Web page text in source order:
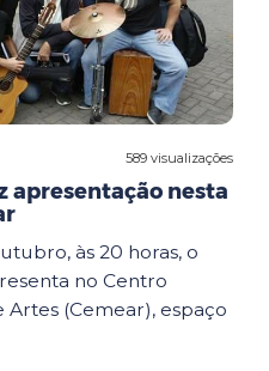
589 visualizações
apresentação nesta
às 20 horas, o
no Centro
(Cemear), espaço